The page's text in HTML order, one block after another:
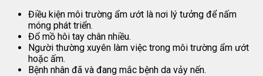
Điều kiện môi trường ẩm ướt là nơi lý tưởng để nấm
móng phát triển.
Đổ mồ hôi tay chân nhiều.
Người thường xuyên làm việc trong môi trường ẩm ướt
hoặc ấm.
Bệnh nhân đã và đang mắc bệnh da vảy nến.